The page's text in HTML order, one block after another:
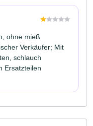
ohne mieß
Verkäufer; Mit
schlauch
Ersatzteilen